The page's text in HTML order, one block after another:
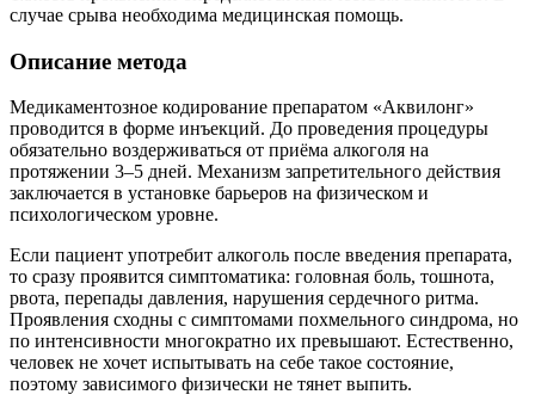
случае срыва необходима медицинская помощь.
Описание метода
Медикаментозное кодирование препаратом «Аквилонг»
проводится в форме инъекций. До проведения процедуры
обязательно воздерживаться от приёма алкоголя на
протяжении 3–5 дней. Механизм запретительного действия
заключается в установке барьеров на физическом и
психологическом уровне.
Если пациент употребит алкоголь после введения препарата,
то сразу проявится симптоматика: головная боль, тошнота,
рвота, перепады давления, нарушения сердечного ритма.
Проявления сходны с симптомами похмельного синдрома, но
по интенсивности многократно их превышают. Естественно,
человек не хочет испытывать на себе такое состояние,
поэтому зависимого физически не тянет выпить.